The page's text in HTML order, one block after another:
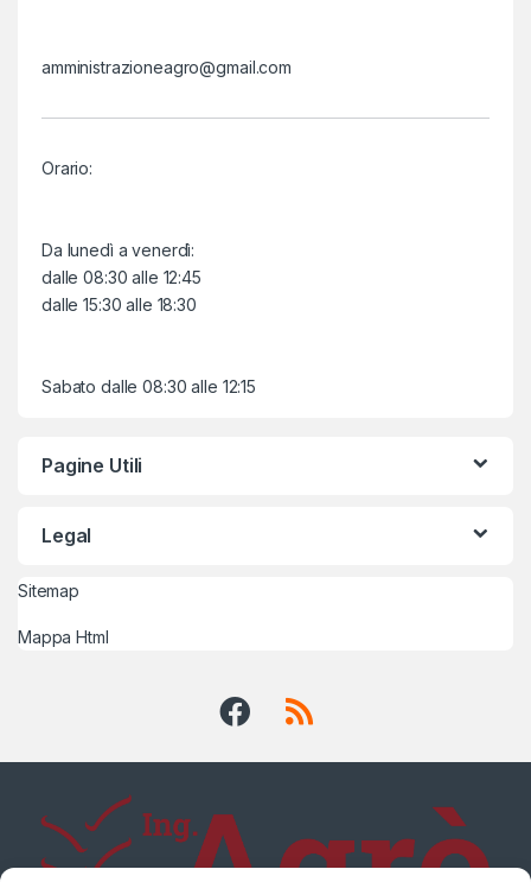
amministrazioneagro@gmail.com
Orario:
Da lunedì a venerdì:
dalle 08:30 alle 12:45
dalle 15:30 alle 18:30
Sabato dalle 08:30 alle 12:15
Pagine Utili
Legal
Sitemap
Mappa Html